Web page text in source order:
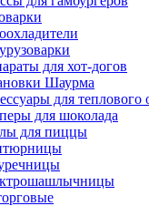
для хот-догов
Шаурма
для теплового
для шоколада
для пиццы